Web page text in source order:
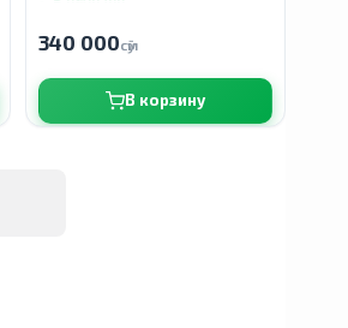
340 000сӯм
В корзину